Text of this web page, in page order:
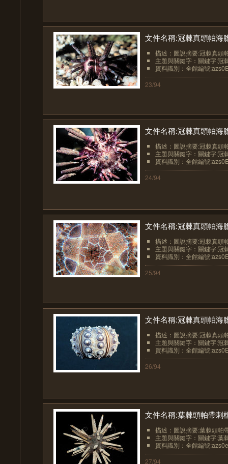
文件名稱:冠棘真頭帕海
描述：圖說摘要:冠棘真頭
主題與關鍵字：關鍵字:冠
資料識別：全館編號
23/94
文件名稱:冠棘真頭帕海
描述：圖說摘要:冠棘真頭
主題與關鍵字：關鍵字:冠
資料識別：全館編號
24/94
文件名稱:冠棘真頭帕海
描述：圖說摘要:冠棘真頭
主題與關鍵字：關鍵字:冠
資料識別：全館編號
25/94
文件名稱:冠棘真頭帕海
描述：圖說摘要:冠棘真頭
主題與關鍵字：關鍵字:冠
資料識別：全館編號
26/94
文件名稱:葉棘頭帕帶刺
描述：圖說摘要:葉棘頭帕
主題與關鍵字：關鍵字:葉
資料識別：全館編號
27/94